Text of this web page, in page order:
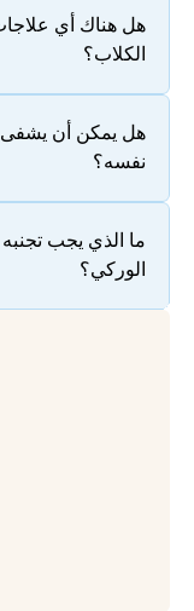
الكلاب؟
نفسه؟
الوركي؟